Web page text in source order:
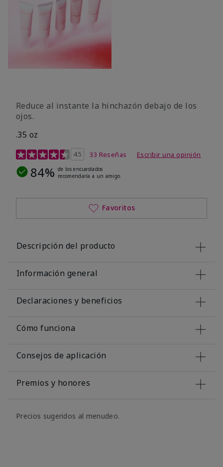
Reduce al instante la hinchazón debajo de los
ojos.
.35 oz
Calificación de clientes de 4,5 de 5
4.5 33 Reseñas Escribir una opinión
84% de los encuestados
recomendaría a un amigo.
Favoritos
Descripción del producto
Información general
Declaraciones y beneficios
Cómo funciona
Consejos de aplicación
Premios y honores
Precios sugeridos al menudeo.